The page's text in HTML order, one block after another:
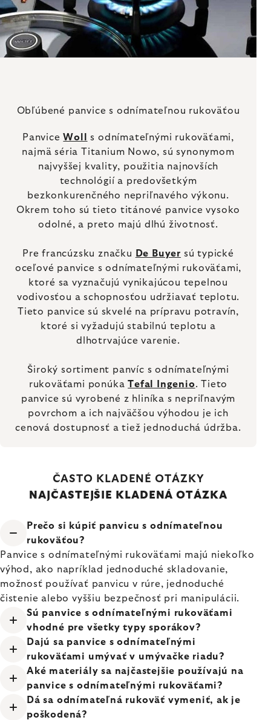
Obľúbené panvice s odnímateľnou rukoväťou
PanviceWoll
s odnímateľnými rukoväťami,
najmä séria Titanium Nowo, sú synonymom
najvyššej kvality, použitia najnovších
technológií a predovšetkým
bezkonkurenčného nepriľnavého výkonu.
Okrem toho sú tieto titánové panvice vysoko
odolné, a preto majú dlhú životnosť.
Pre francúzsku značku De Buyer sú typické
oceľové panvice s odnímateľnými rukoväťami,
ktoré sa vyznačujú vynikajúcou tepelnou
vodivosťou a schopnosťou udržiavať teplotu.
Tieto panvice sú skvelé na prípravu potravín,
ktoré si vyžadujú stabilnú teplotu a
dlhotrvajúce varenie.
Široký sortiment panvíc s odnímateľnými
rukoväťami ponúkaTefal Ingenio. Tieto
panvice sú vyrobené z hliníka s nepriľnavým
povrchom a ich najväčšou výhodou je ich
cenová dostupnosť a tiež jednoduchá údržba.
ČASTO KLADENÉ OTÁZKY
NAJČASTEJŠIE KLADENÁ OTÁZKA
Prečo si kúpiť panvicu s odnímateľnou
rukoväťou?
Panvice s odnímateľnými rukoväťami majú niekoľko
výhod, ako napríklad jednoduché skladovanie,
možnosť používať panvicu v rúre, jednoduché
čistenie alebo vyššiu bezpečnosť pri manipulácii.
Sú panvice s odnímateľnými rukoväťami
vhodné pre všetky typy sporákov?
Dajú sa panvice s odnímateľnými
rukoväťami umývať v umývačke riadu?
Aké materiály sa najčastejšie používajú na
panvice s odnímateľnými rukoväťami?
Dá sa odnímateľná rukoväť vymeniť, ak je
poškodená?